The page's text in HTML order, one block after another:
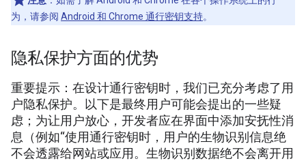
为，请参阅 Android 和 Chrome 通行密钥支持。
隐私保护方面的优势
重要提示：在设计通行密钥时，我们已充分考虑了用
户隐私保护。以下是最终用户可能会提出的一些疑
虑；为让用户放心，开发者应在界面中添加安抚性消
息（例如“使用通行密钥时，用户的生物识别信息绝
不会透露给网站或应用。生物识别数据绝不会离开用